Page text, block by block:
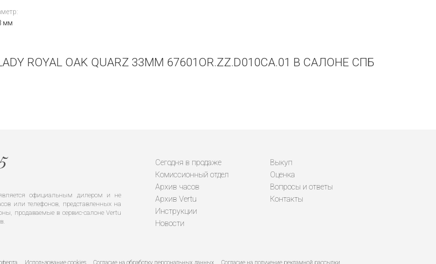
мм
ROYAL OAK QUARZ 33MM 67601OR.ZZ.D010CA.01 В САЛОНЕ СПБ
официальным дилером и не
или телефонов, представленных на
продаваемые в сервис-салоне Vertu
Сегодня в продаже
Комиссионный отдел
Архив часов
Архив Vertu
Инструкции
Новости
Выкуп
Оценка
Вопросы и ответы
Контакты
Использование cookies Согласие на обработку персональных данных Согласие на получение рекламной рассылки